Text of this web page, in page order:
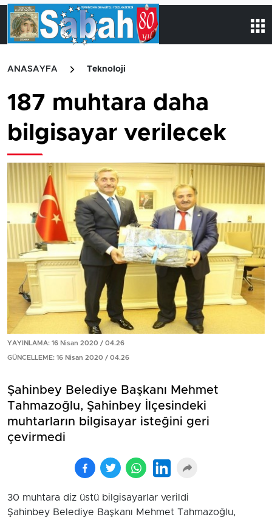
ANASAYFA Teknoloji
187 muhtara daha
bilgisayar verilecek
YAYINLAMA: 16 Nisan 2020 / 04.26
GÜNCELLEME: 16 Nisan 2020 / 04.26
Şahinbey Belediye Başkanı Mehmet
Tahmazoğlu, Şahinbey İlçesindeki
muhtarların bilgisayar isteğini geri
çevirmedi
30 muhtara diz üstü bilgisayarlar verildi
Şahinbey Belediye Başkanı Mehmet Tahmazoğlu,